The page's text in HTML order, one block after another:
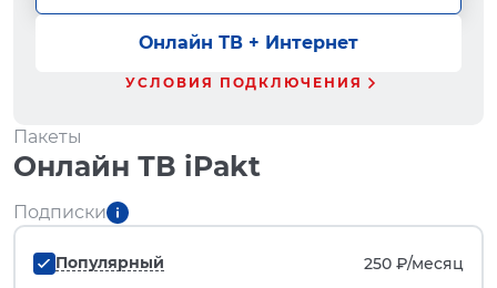
Онлайн ТВ + Интернет
УСЛОВИЯ ПОДКЛЮЧЕНИЯ
Пакеты
Онлайн ТВ iPakt
Подписки
Популярный 250 ₽/месяц